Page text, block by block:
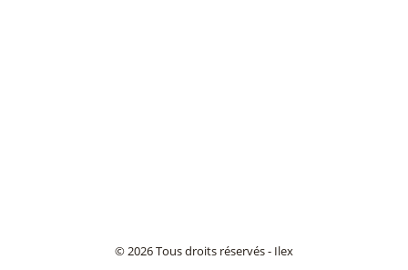
© 2026 Tous droits réservés - Ilex